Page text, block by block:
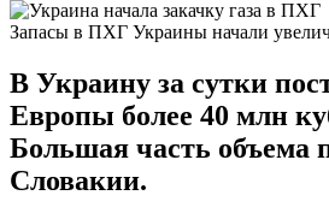
Запасы в ПХГ Украины начали
В Украину за сутки
Европы более 40 млн
Большая часть объема
Словакии.